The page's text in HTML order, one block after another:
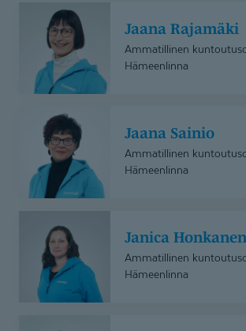
Rajamäki
Jaana Rajamäki
Ammatillinen
Hämeenlinna
Sainio
Jaana Sainio
Ammatillinen
Hämeenlinna
Honkanen
Janica Honkanen
Ammatillinen
Hämeenlinna